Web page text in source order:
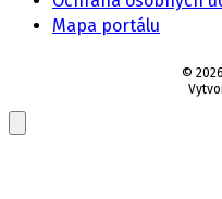
Mapa portálu
©